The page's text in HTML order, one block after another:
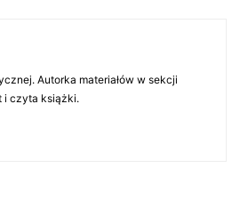
Autorka materiałów w sekcji
i czyta książki.